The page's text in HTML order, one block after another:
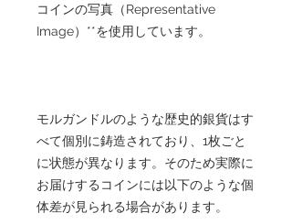
コインの写真（Representative
Image）**を使用しています。
モルガンドルのような歴史的銀貨はす
べて個別に鋳造されており、1枚ごと
に状態が異なります。そのため実際に
お届けするコインには以下のような個
体差が見られる場合があります。